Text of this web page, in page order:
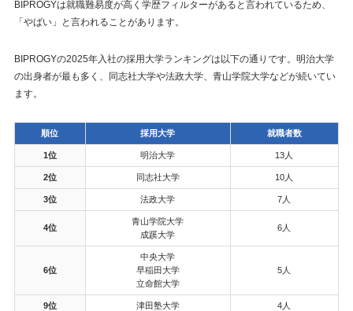
BIPROGYは就職難易度が高く学歴フィルターがあると言われているため、
「やばい」と言われることがあります。
BIPROGYの2025年入社の採用大学ランキングは以下の通りです。明治大学
の出身者が最も多く、同志社大学や法政大学、青山学院大学などが続いてい
ます。
順位 採用大学 就職者数
1位 明治大学 13人
2位 同志社大学 10人
3位 法政大学 7人
4位
青山学院大学
成蹊大学
6人
6位
中央大学
早稲田大学
立命館大学
5人
9位 津田塾大学 4人